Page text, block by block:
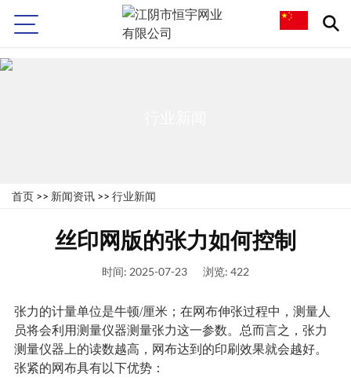
首页 >> 新闻资讯 >> 行业新闻
丝印网版的张力如何控制
时间: 2025-07-23 浏览: 422
张力的计量单位是牛顿/厘米；在网布伸张过程中，测量人
员将会利用测量仪器测量张力这一参数。总而言之，张力
测量仪器上的读数越高，网布达到的印刷效果就会越好。
张紧的网布具有以下优势：